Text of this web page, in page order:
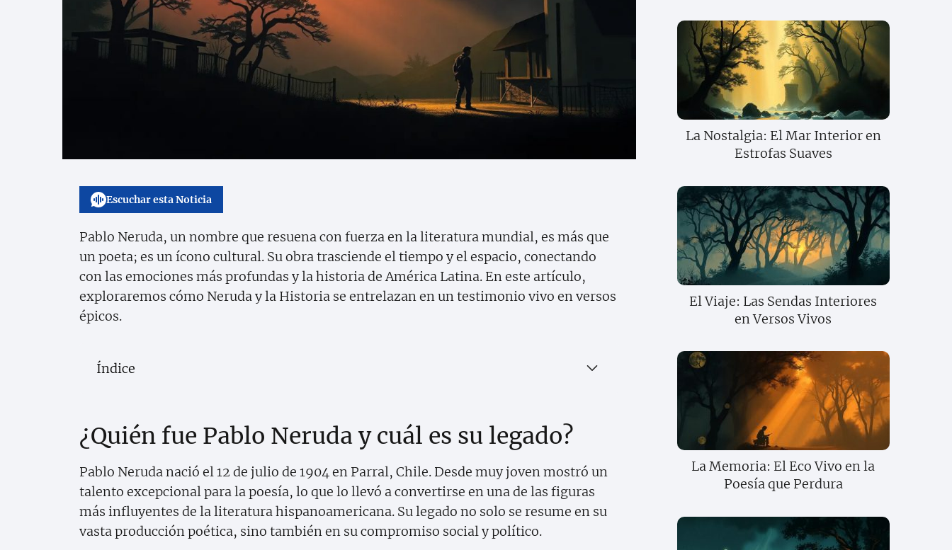
Escuchar esta Noticia
Pablo Neruda, un nombre que resuena con fuerza en la literatura mundial, es más que
un poeta; es un ícono cultural. Su obra trasciende el tiempo y el espacio, conectando
con las emociones más profundas y la historia de América Latina. En este artículo,
exploraremos cómo Neruda y la Historia se entrelazan en un testimonio vivo en versos
épicos.
Índice
¿Quién fue Pablo Neruda y cuál es su legado?
Pablo Neruda nació el 12 de julio de 1904 en Parral, Chile. Desde muy joven mostró un
talento excepcional para la poesía, lo que lo llevó a convertirse en una de las figuras
más influyentes de la literatura hispanoamericana. Su legado no solo se resume en su
vasta producción poética, sino también en su compromiso social y político.
La Nostalgia: El Mar Interior en
Estrofas Suaves
El Viaje: Las Sendas Interiores
en Versos Vivos
La Memoria: El Eco Vivo en la
Poesía que Perdura